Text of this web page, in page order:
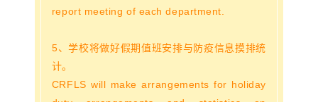
report meeting of each department.
5、学校将做好假期值班安排与防疫信息摸排统
计。
CRFLS will make arrangements for holiday